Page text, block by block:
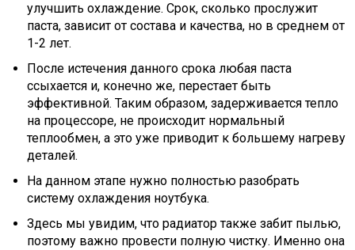
улучшить охлаждение. Срок, сколько прослужит
паста, зависит от состава и качества, но в среднем от
1-2 лет.
После истечения данного срока любая паста
ссыхается и, конечно же, перестает быть
эффективной. Таким образом, задерживается тепло
на процессоре, не происходит нормальный
теплообмен, а это уже приводит к большему нагреву
деталей.
На данном этапе нужно полностью разобрать
систему охлаждения ноутбука.
Здесь мы увидим, что радиатор также забит пылью,
поэтому важно провести полную чистку. Именно она